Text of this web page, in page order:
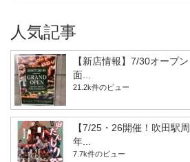
人気記事
【新店情報】7/30オープ
面...
21.2k件のビュー
【7/25・26開催！吹田駅
年...
7.7k件のビュー